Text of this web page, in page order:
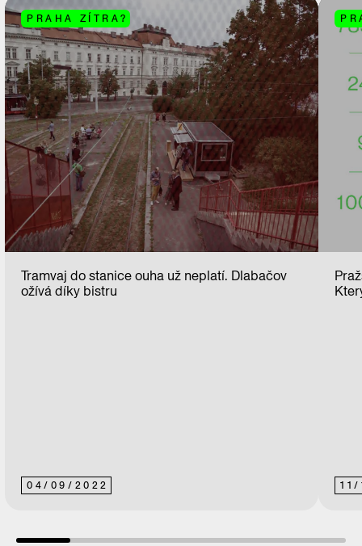
PRAHA ZÍTRA?
04/ 09/ 2022
Tramvaj do stanice ouha už neplatí. Dlabačov
ožívá díky bistru
11/